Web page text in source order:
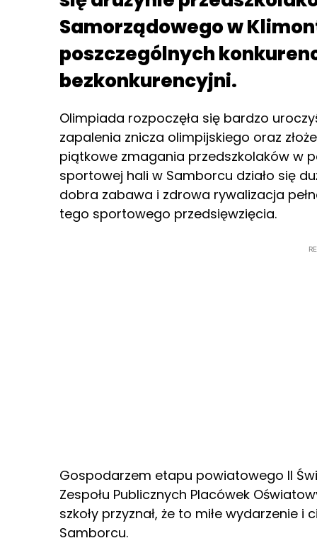
Samorządowego w
poszczególnych
bezkonkurencyjni.
Olimpiada rozpoczęła się bardzo
zapalenia znicza olimpijskiego oraz
piątkowe zmagania przedszkolaków w
sportowej hali w Samborcu działo się
dobra zabawa i zdrowa rywalizacja
tego sportowego przedsięwzięcia.
Gospodarzem etapu powiatowego II
Zespołu Publicznych Placówek
szkoły przyznał, że to miłe wydarzenie i
Samborcu.